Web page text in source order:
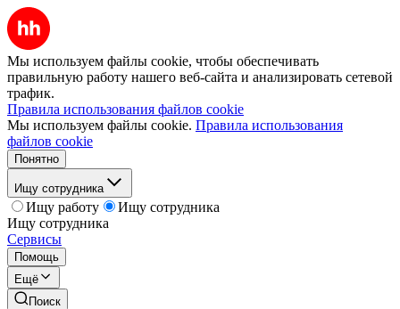
Мы используем файлы cookie, чтобы обеспечивать
правильную работу нашего веб-сайта и анализировать сетевой
трафик.
Правила использования файлов cookie
Мы используем файлы cookie. Правила использования
файлов cookie
Понятно
Ищу сотрудника
Ищу работу
Ищу сотрудника
Ищу сотрудника
Сервисы
Помощь
Ещё
Поиск